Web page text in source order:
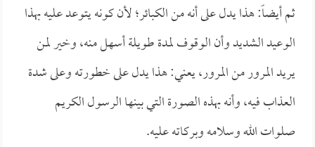
ثم أيضاً: هذا يدل على أنه من الكبائر؛ لأن كونه يتوعد عليه بهذا
الوعيد الشديد وأن الوقوف لمدة طويلة أسهل منه، وخير لمن
يريد المرور من المرور، يعني: هذا يدل على خطورته وعلى شدة
العذاب فيه، وأنه بهذه الصورة التي بينها الرسول الكريم
صلوات الله وسلامه وبركاته عليه.